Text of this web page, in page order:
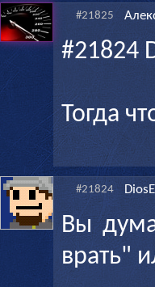
#21825
#21824
Тогда
#21824
Вы
врать"